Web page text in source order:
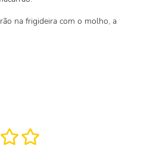
na frigideira com o molho, a